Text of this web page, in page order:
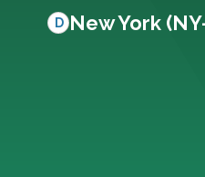
D New York